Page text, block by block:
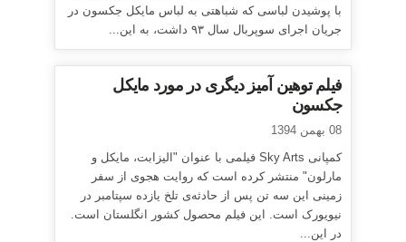
با پوشیدن لباسی که شباهتی به لباس مایکل جکسون در
جریان اجرای سوپربال سال ۹۳ داشت، به این...
فیلم توهین آمیز دیگری در مورد مایکل
جکسون
08 بهمن 1394
کمپانی Sky Arts فیلمی با عنوان "الیزابت، مایکل و
مارلون" منتشر کرده است که روایت هجوی از سفر
زمینی این سه تن پس از حادثه‌ی تلخ یازده سپتامبر در
نیویورک است. این فیلم محصول کشور انگلستان است.
در این...